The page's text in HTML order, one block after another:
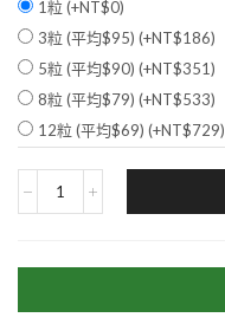
1粒 (+NT$0)
3粒 (平均$95) (+NT$186)
5粒 (平均$90) (+NT$351)
8粒 (平均$79) (+NT$533)
12粒 (平均$69) (+NT$729)